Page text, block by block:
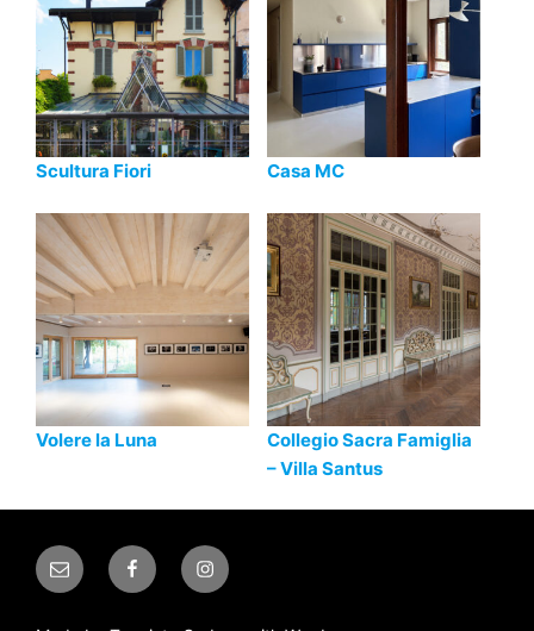
Scultura Fiori Casa MC
Volere la Luna
Collegio Sacra Famiglia
– Villa Santus
Email FacebookInstagram